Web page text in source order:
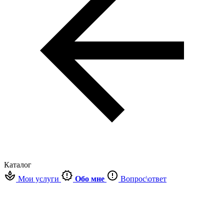
Каталог
Мои услуги
Обо мне Вопрос\ответ